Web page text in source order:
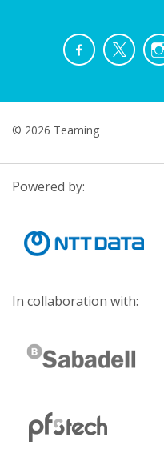
© 2026 Teaming
Powered by:
In collaboration with: